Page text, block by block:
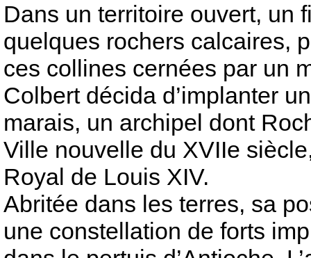
Dans un territoire ouvert, un
quelques rochers calcaires,
ces collines cernées par un
Colbert décida d’implanter
marais, un archipel dont
Ville nouvelle du XVIIe
Royal de Louis XIV.
Abritée dans les terres, sa
une constellation de forts